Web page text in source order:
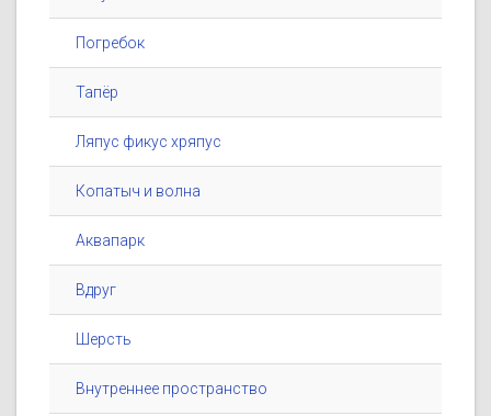
Погребок
Тапёр
Ляпус фикус хряпус
Копатыч и волна
Аквапарк
Вдруг
Шерсть
Внутреннее пространство